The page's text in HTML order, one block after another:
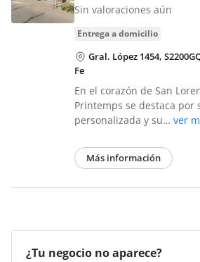
Sin valoraciones aún
entrega a domicilio
Gral. López 1454,
Fe
En el corazón de San
Printemps se destaca por
personalizada y su… ver
Más información
¿Tu negocio no aparece?